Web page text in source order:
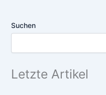
Suchen
Letzte Artikel